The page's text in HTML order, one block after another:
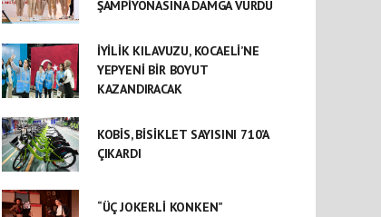
ŞAMPİYONASINA DAMGA VURDU
İYİLİK KILAVUZU, KOCAELİ’NE
YEPYENİ BİR BOYUT
KAZANDIRACAK
KOBİS, BİSİKLET SAYISINI 710’A
ÇIKARDI
“ÜÇ JOKERLİ KONKEN”